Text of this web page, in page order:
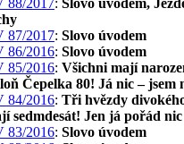
87/2017: Slovo úvodem
86/2016: Slovo úvodem
85/2016: Všichni mají
Čepelka 80! Já nic – jsem
84/2016: Tři hvězdy
sedmdesát! Jen já pořád nic
83/2016: Slovo úvodem